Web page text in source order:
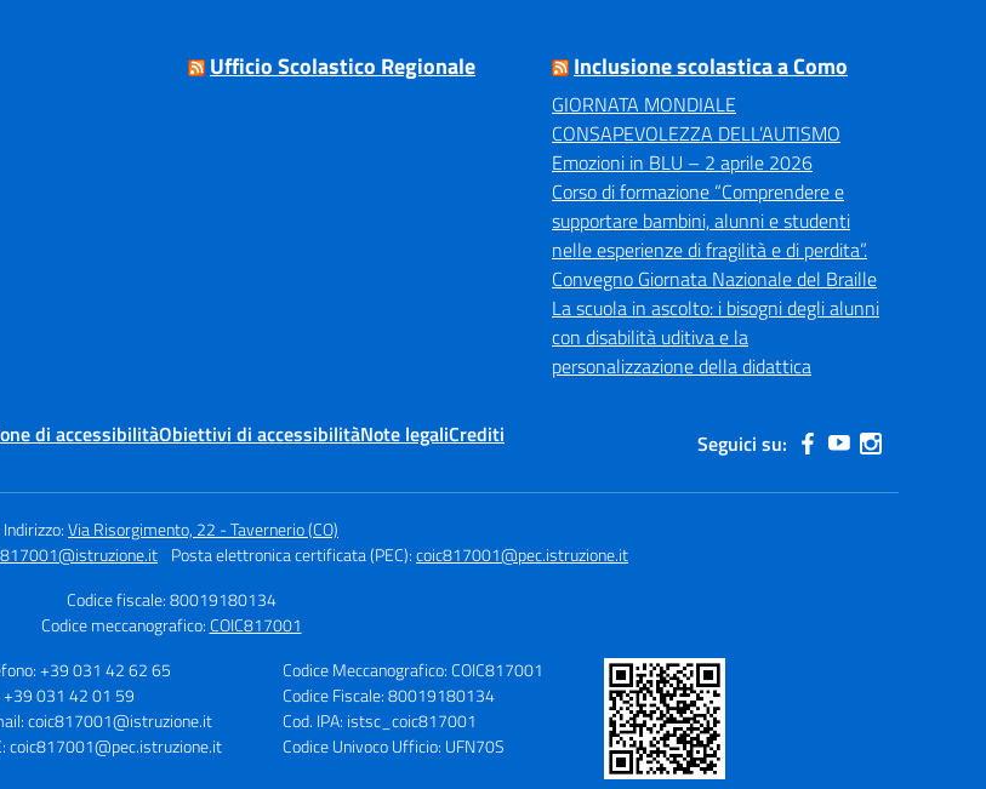
Ufficio Scolastico Regionale Inclusione scolastica a Como
GIORNATA MONDIALE
CONSAPEVOLEZZA DELL’AUTISMO
Emozioni in BLU – 2 aprile 2026
Corso di formazione “Comprendere e
supportare bambini, alunni e studenti
nelle esperienze di fragilità e di perdita”.
Convegno Giornata Nazionale del Braille
La scuola in ascolto: i bisogni degli alunni
con disabilità uditiva e la
personalizzazione della didattica
di accessibilitàObiettivi di accessibilitàNote legaliCrediti Seguici su:
Indirizzo:Via Risorgimento, 22 - Tavernerio (CO)
Posta elettronica certificata (PEC):coic817001@pec.istruzione.it
Codice fiscale: 80019180134
Codice meccanografico:COIC817001
+39 031 42 62 65
+39 031 42 01 59
coic817001@istruzione.it
coic817001@pec.istruzione.it
Codice Meccanografico: COIC817001
Codice Fiscale: 80019180134
Cod. IPA: istsc_coic817001
Codice Univoco Ufficio: UFN70S